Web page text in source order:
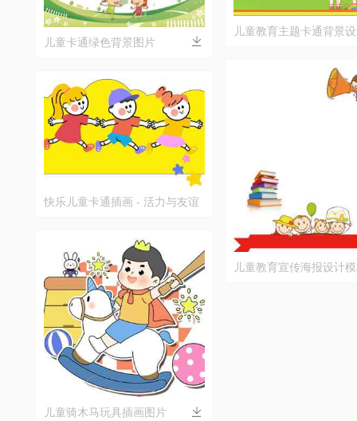
儿童卡通绿色背景图片
快乐儿童卡通插画 - 活力与友谊
儿童骑木马玩具插画图片
儿童教育主题卡通背景
儿童教育宣传海报设计